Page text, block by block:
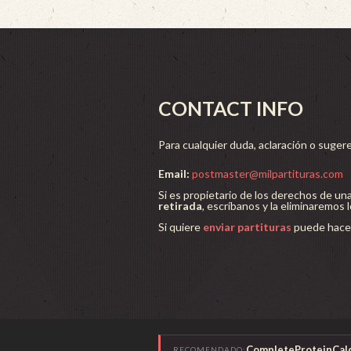
CONTACT INFO
Para cualquier duda, aclaración o
Email: postmaster@milpartituras.com
Si es propietario de los derechos de
retirada, escríbanos y la eliminaremos
Si quiere enviar partituras puede